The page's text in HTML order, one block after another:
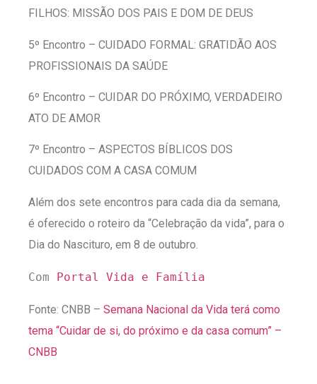
FILHOS: MISSÃO DOS PAIS E DOM DE DEUS
5º Encontro – CUIDADO FORMAL: GRATIDÃO AOS
PROFISSIONAIS DA SAÚDE
6º Encontro – CUIDAR DO PRÓXIMO, VERDADEIRO
ATO DE AMOR
7º Encontro – ASPECTOS BÍBLICOS DOS
CUIDADOS COM A CASA COMUM
Além dos sete encontros para cada dia da semana,
é oferecido o roteiro da “Celebração da vida”, para o
Dia do Nascituro, em 8 de outubro.
Com Portal Vida e Família
Fonte: CNBB – Semana Nacional da Vida terá como
tema “Cuidar de si, do próximo e da casa comum” –
CNBB